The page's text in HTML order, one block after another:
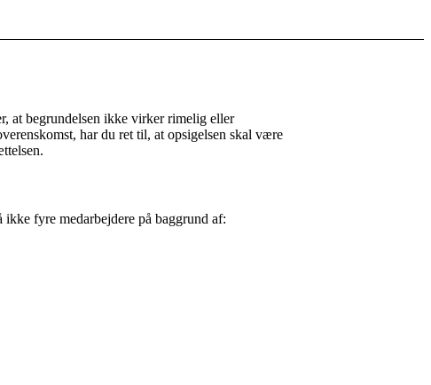
at begrundelsen ikke virker rimelig eller
har du ret til, at opsigelsen skal være
fyre medarbejdere på baggrund af: